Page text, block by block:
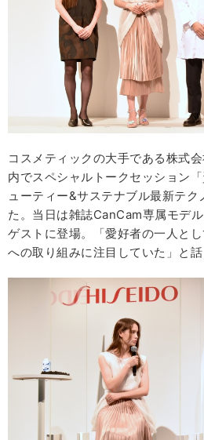
コスメティックの大手である株式
内でスペシャルトークセッション
ューティー&サステナブル最新テ
た。当日は雑誌CanCam専属モデ
ゲストに登場。「愛好者の一人と
への取り組みに注目していた」と話